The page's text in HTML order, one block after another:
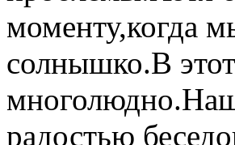
моменту,когда
солнышко.В
радостью